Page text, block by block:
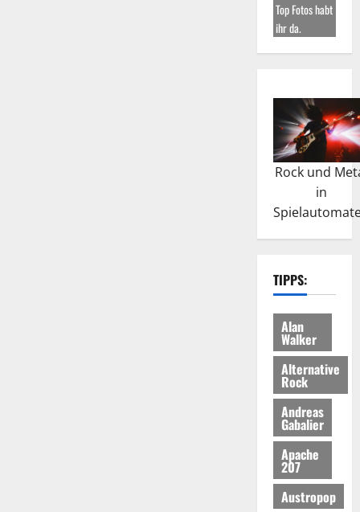
Top Fotos habt
ihr da.
Rock und
in
TIPPS:
Alan
Walker
Alternative
Rock
Andreas
Gabalier
Apache
207
Austropop